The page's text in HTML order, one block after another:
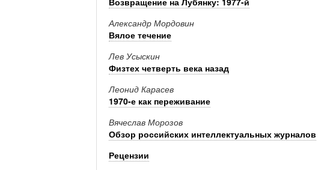
Александр Мордовин
Вялое течение
Лев Усыскин
Физтех четверть века назад
Леонид Карасев
1970-е как переживание
Вячеслав Морозов
Обзор российских интеллектуальных журналов
Рецензии